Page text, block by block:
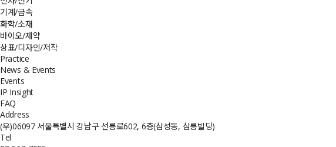
기계/금속
화학/소재
바이오/제약
상표/디자인/저작
Practice
News & Events
Events
IP Insight
FAQ
Address
(우)06097 서울특별시 강남구 선릉로602, 6층(삼성동, 삼릉빌딩)
Tel